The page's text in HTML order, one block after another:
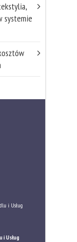
systemie
i Usług
i Usług